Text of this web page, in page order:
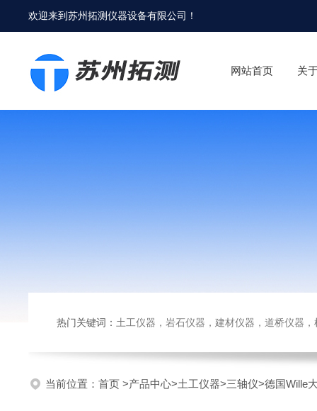
欢迎来到苏州拓测仪器设备有限公司 ！
网站首页 关
热门关键词： 土工仪器，岩石仪器，建材仪器，道桥仪器，检测
当前位置： 首页 >产品中心>土工仪器>三轴仪>德国Wille